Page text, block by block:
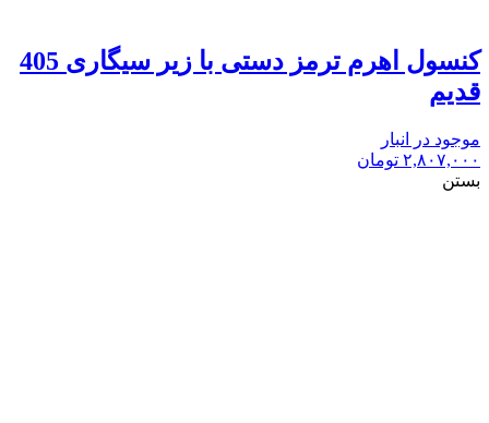
کنسول اهرم ترمز دستی با زیر سیگاری 405
قدیم
موجود در انبار
۲,۸۰۷,۰۰۰ تومان
بستن